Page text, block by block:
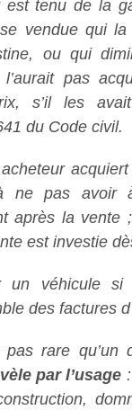
est tenu de la
vendue qui la
ou qui
pas
s’il les
du Code civil.
à ne pas
après la vente
est investie
un véhicule
des factures
pas rare qu’un
par l’usage